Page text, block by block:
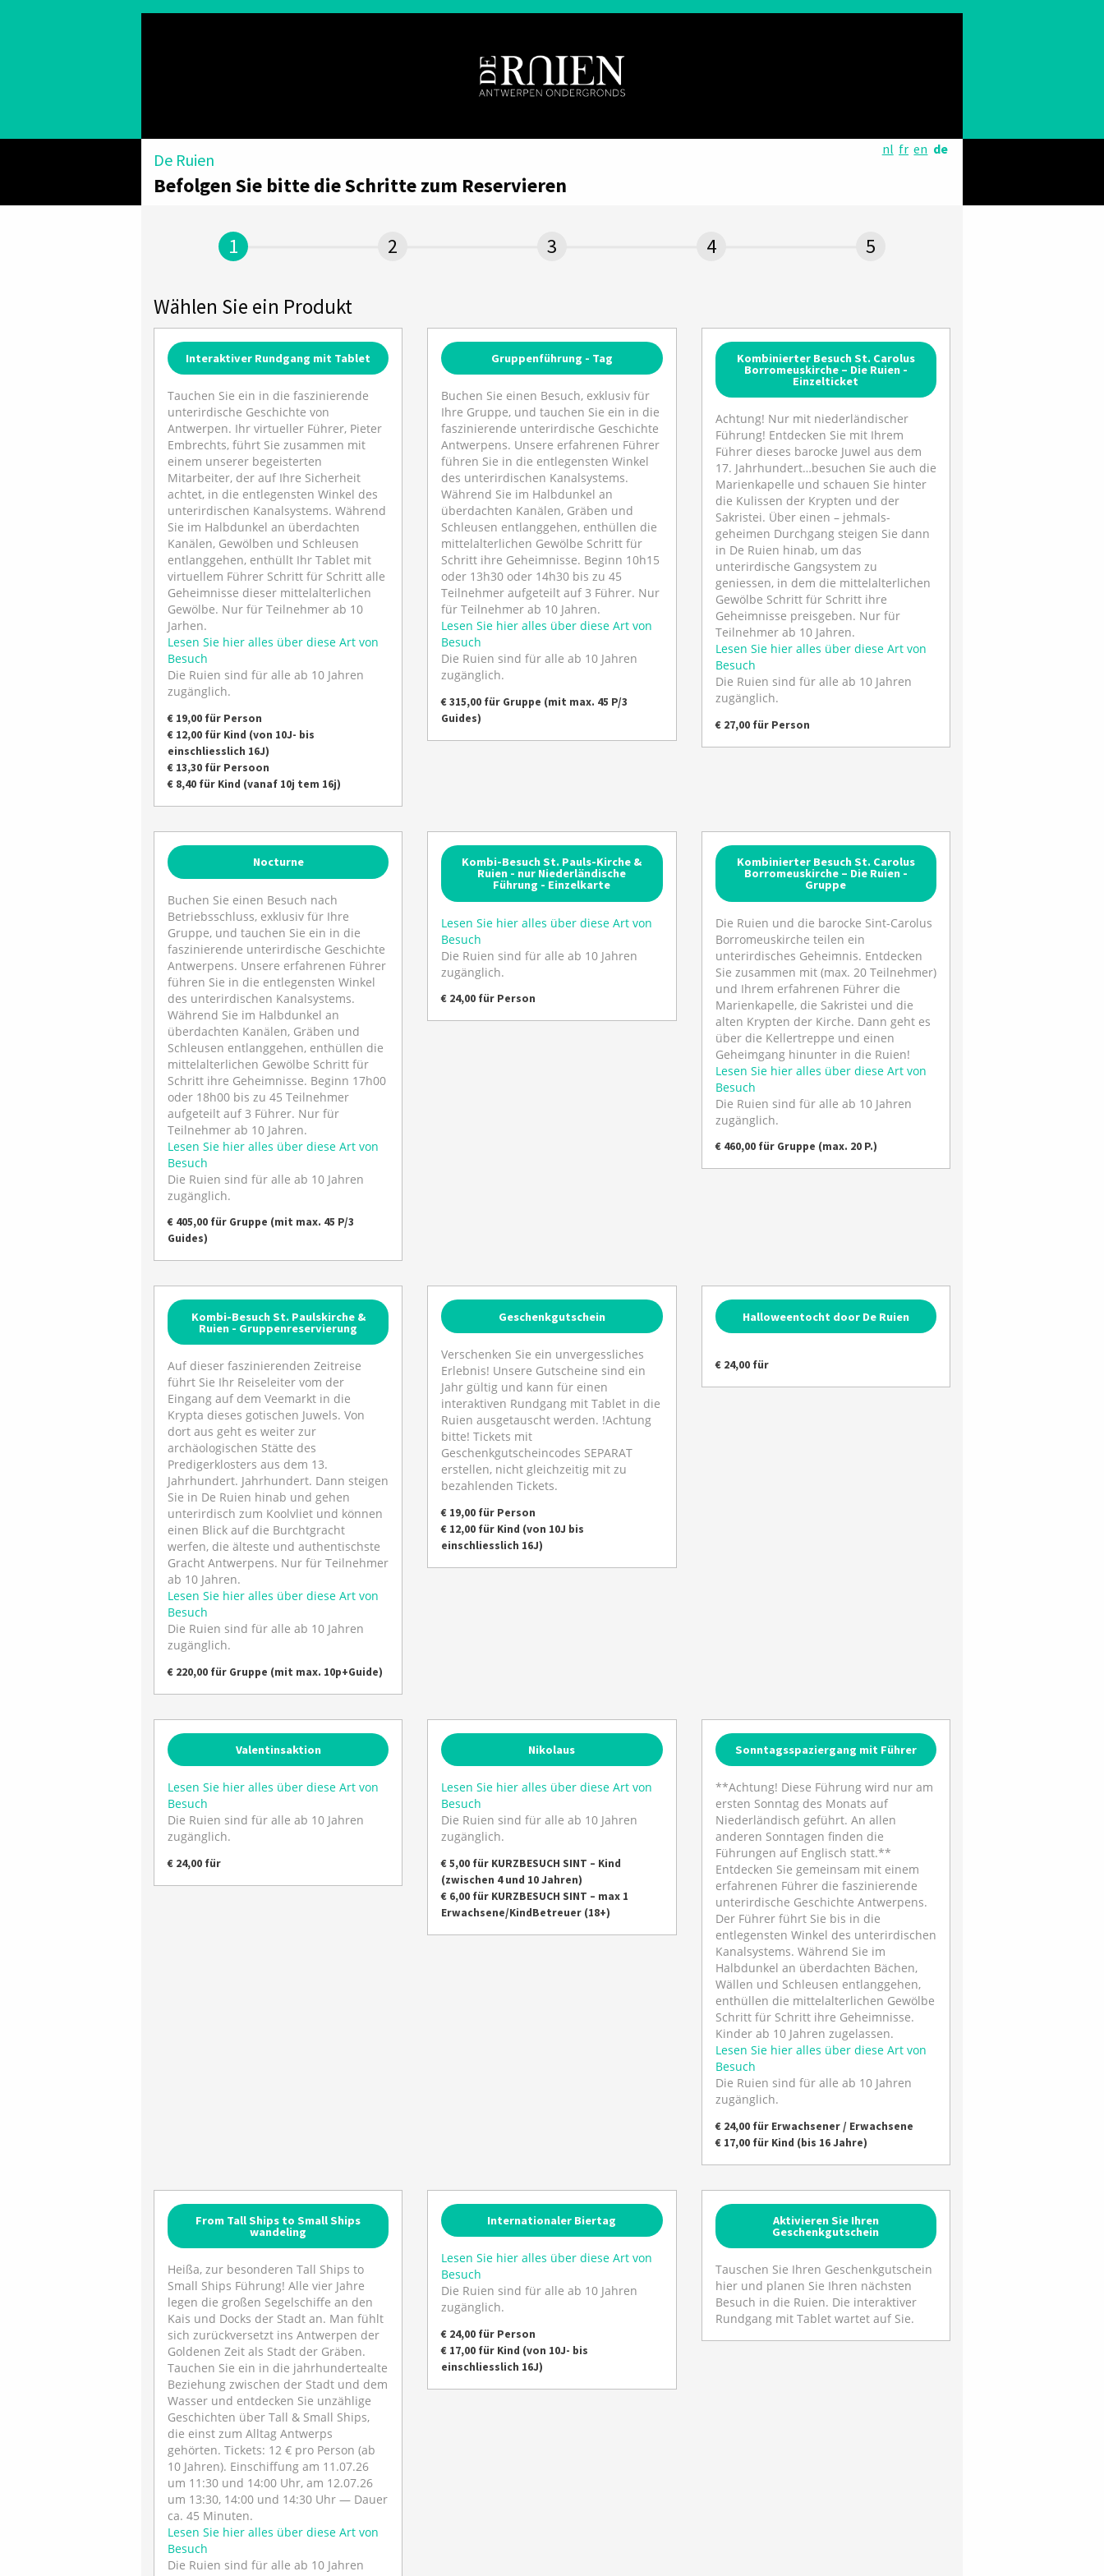
De Ruien
Befolgen Sie bitte die Schritte zum Reservieren
nl fr en de
Wählen Sie ein Produkt
Interaktiver Rundgang mit Tablet
Tauchen Sie ein in die faszinierende
unterirdische Geschichte von
Antwerpen. Ihr virtueller Führer, Pieter
Embrechts, führt Sie zusammen mit
einem unserer begeisterten
Mitarbeiter, der auf Ihre Sicherheit
achtet, in die entlegensten Winkel des
unterirdischen Kanalsystems. Während
Sie im Halbdunkel an überdachten
Kanälen, Gewölben und Schleusen
entlanggehen, enthüllt Ihr Tablet mit
virtuellem Führer Schritt für Schritt alle
Geheimnisse dieser mittelalterlichen
Gewölbe. Nur für Teilnehmer ab 10
Jarhen.
Lesen Sie hier alles über diese Art von
Besuch
Die Ruien sind für alle ab 10 Jahren
zugänglich.
€ 19,00 für Person
€ 12,00 für Kind (von 10J- bis
einschliesslich 16J)
€ 13,30 für Persoon
€ 8,40 für Kind (vanaf 10j tem 16j)
Gruppenführung - Tag
Buchen Sie einen Besuch, exklusiv für
Ihre Gruppe, und tauchen Sie ein in die
faszinierende unterirdische Geschichte
Antwerpens. Unsere erfahrenen Führer
führen Sie in die entlegensten Winkel
des unterirdischen Kanalsystems.
Während Sie im Halbdunkel an
überdachten Kanälen, Gräben und
Schleusen entlanggehen, enthüllen die
mittelalterlichen Gewölbe Schritt für
Schritt ihre Geheimnisse. Beginn 10h15
oder 13h30 oder 14h30 bis zu 45
Teilnehmer aufgeteilt auf 3 Führer. Nur
für Teilnehmer ab 10 Jahren.
Lesen Sie hier alles über diese Art von
Besuch
Die Ruien sind für alle ab 10 Jahren
zugänglich.
€ 315,00 für Gruppe (mit max. 45 P/3
Guides)
Kombinierter Besuch St. Carolus
Borromeuskirche – Die Ruien -
Einzelticket
Achtung! Nur mit niederländischer
Führung! Entdecken Sie mit Ihrem
Führer dieses barocke Juwel aus dem
17. Jahrhundert…besuchen Sie auch die
Marienkapelle und schauen Sie hinter
die Kulissen der Krypten und der
Sakristei. Über einen – jehmals-
geheimen Durchgang steigen Sie dann
in De Ruien hinab, um das
unterirdische Gangsystem zu
geniessen, in dem die mittelalterlichen
Gewölbe Schritt für Schritt ihre
Geheimnisse preisgeben. Nur für
Teilnehmer ab 10 Jahren.
Lesen Sie hier alles über diese Art von
Besuch
Die Ruien sind für alle ab 10 Jahren
zugänglich.
€ 27,00 für Person
Nocturne
Buchen Sie einen Besuch nach
Betriebsschluss, exklusiv für Ihre
Gruppe, und tauchen Sie ein in die
faszinierende unterirdische Geschichte
Antwerpens. Unsere erfahrenen Führer
führen Sie in die entlegensten Winkel
des unterirdischen Kanalsystems.
Während Sie im Halbdunkel an
überdachten Kanälen, Gräben und
Schleusen entlanggehen, enthüllen die
mittelalterlichen Gewölbe Schritt für
Schritt ihre Geheimnisse. Beginn 17h00
oder 18h00 bis zu 45 Teilnehmer
aufgeteilt auf 3 Führer. Nur für
Teilnehmer ab 10 Jahren.
Lesen Sie hier alles über diese Art von
Besuch
Die Ruien sind für alle ab 10 Jahren
zugänglich.
€ 405,00 für Gruppe (mit max. 45 P/3
Guides)
Kombi-Besuch St. Pauls-Kirche &
Ruien - nur Niederländische
Führung - Einzelkarte
Lesen Sie hier alles über diese Art von
Besuch
Die Ruien sind für alle ab 10 Jahren
zugänglich.
€ 24,00 für Person
Kombinierter Besuch St. Carolus
Borromeuskirche – Die Ruien -
Gruppe
Die Ruien und die barocke Sint-Carolus
Borromeuskirche teilen ein
unterirdisches Geheimnis. Entdecken
Sie zusammen mit (max. 20 Teilnehmer)
und Ihrem erfahrenen Führer die
Marienkapelle, die Sakristei und die
alten Krypten der Kirche. Dann geht es
über die Kellertreppe und einen
Geheimgang hinunter in die Ruien!
Lesen Sie hier alles über diese Art von
Besuch
Die Ruien sind für alle ab 10 Jahren
zugänglich.
€ 460,00 für Gruppe (max. 20 P.)
Kombi-Besuch St. Paulskirche &
Ruien - Gruppenreservierung
Auf dieser faszinierenden Zeitreise
führt Sie Ihr Reiseleiter vom der
Eingang auf dem Veemarkt in die
Krypta dieses gotischen Juwels. Von
dort aus geht es weiter zur
archäologischen Stätte des
Predigerklosters aus dem 13.
Jahrhundert. Jahrhundert. Dann steigen
Sie in De Ruien hinab und gehen
unterirdisch zum Koolvliet und können
einen Blick auf die Burchtgracht
werfen, die älteste und authentischste
Gracht Antwerpens. Nur für Teilnehmer
ab 10 Jahren.
Lesen Sie hier alles über diese Art von
Besuch
Die Ruien sind für alle ab 10 Jahren
zugänglich.
€ 220,00 für Gruppe (mit max. 10p+Guide)
Geschenkgutschein
Verschenken Sie ein unvergessliches
Erlebnis! Unsere Gutscheine sind ein
Jahr gültig und kann für einen
interaktiven Rundgang mit Tablet in die
Ruien ausgetauscht werden. !Achtung
bitte! Tickets mit
Geschenkgutscheincodes SEPARAT
erstellen, nicht gleichzeitig mit zu
bezahlenden Tickets.
€ 19,00 für Person
€ 12,00 für Kind (von 10J bis
einschliesslich 16J)
Halloweentocht door De Ruien
€ 24,00 für
Valentinsaktion
Lesen Sie hier alles über diese Art von
Besuch
Die Ruien sind für alle ab 10 Jahren
zugänglich.
€ 24,00 für
Nikolaus
Lesen Sie hier alles über diese Art von
Besuch
Die Ruien sind für alle ab 10 Jahren
zugänglich.
€ 5,00 für KURZBESUCH SINT – Kind
(zwischen 4 und 10 Jahren)
€ 6,00 für KURZBESUCH SINT – max 1
Erwachsene/KindBetreuer (18+)
Sonntagsspaziergang mit Führer
**Achtung! Diese Führung wird nur am
ersten Sonntag des Monats auf
Niederländisch geführt. An allen
anderen Sonntagen finden die
Führungen auf Englisch statt.**
Entdecken Sie gemeinsam mit einem
erfahrenen Führer die faszinierende
unterirdische Geschichte Antwerpens.
Der Führer führt Sie bis in die
entlegensten Winkel des unterirdischen
Kanalsystems. Während Sie im
Halbdunkel an überdachten Bächen,
Wällen und Schleusen entlanggehen,
enthüllen die mittelalterlichen Gewölbe
Schritt für Schritt ihre Geheimnisse.
Kinder ab 10 Jahren zugelassen.
Lesen Sie hier alles über diese Art von
Besuch
Die Ruien sind für alle ab 10 Jahren
zugänglich.
€ 24,00 für Erwachsener / Erwachsene
€ 17,00 für Kind (bis 16 Jahre)
From Tall Ships to Small Ships
wandeling
Heißa, zur besonderen Tall Ships to
Small Ships Führung! Alle vier Jahre
legen die großen Segelschiffe an den
Kais und Docks der Stadt an. Man fühlt
sich zurückversetzt ins Antwerpen der
Goldenen Zeit als Stadt der Gräben.
Tauchen Sie ein in die jahrhundertealte
Beziehung zwischen der Stadt und dem
Wasser und entdecken Sie unzählige
Geschichten über Tall & Small Ships,
die einst zum Alltag Antwerps
gehörten. Tickets: 12 € pro Person (ab
10 Jahren). Einschiffung am 11.07.26
um 11:30 und 14:00 Uhr, am 12.07.26
um 13:30, 14:00 und 14:30 Uhr — Dauer
ca. 45 Minuten.
Lesen Sie hier alles über diese Art von
Besuch
Die Ruien sind für alle ab 10 Jahren
Internationaler Biertag
Lesen Sie hier alles über diese Art von
Besuch
Die Ruien sind für alle ab 10 Jahren
zugänglich.
€ 24,00 für Person
€ 17,00 für Kind (von 10J- bis
einschliesslich 16J)
Aktivieren Sie Ihren
Geschenkgutschein
Tauschen Sie Ihren Geschenkgutschein
hier und planen Sie Ihren nächsten
Besuch in die Ruien. Die interaktiver
Rundgang mit Tablet wartet auf Sie.